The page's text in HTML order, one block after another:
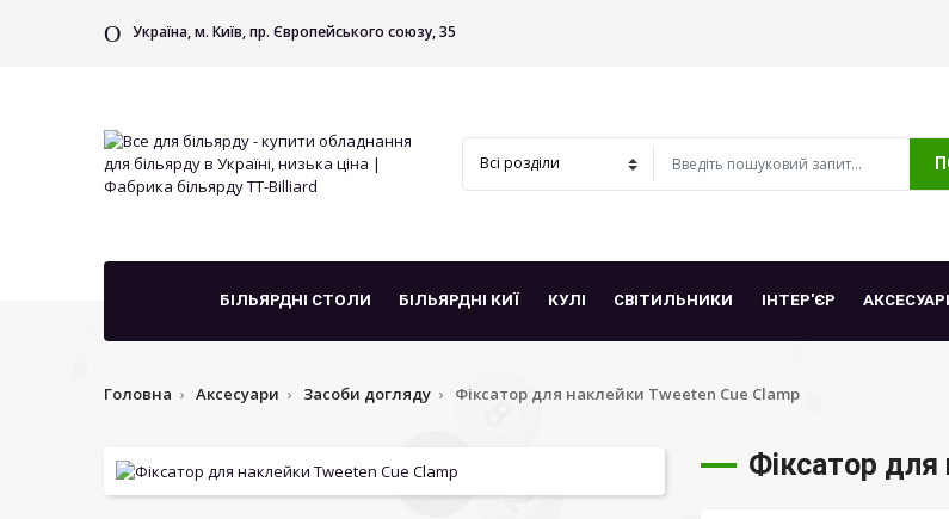
Україна, м. Київ, пр. Європейського союзу, 35
БІЛЬЯРДНІ СТОЛИ БІЛЬЯРДНІ КИЇ КУЛІ СВІТИЛЬНИКИ ІНТЕР'ЄР
Головна Аксесуари Засоби догляду Фіксатор для наклейки Tweeten Cue Clamp
Фіксатор для